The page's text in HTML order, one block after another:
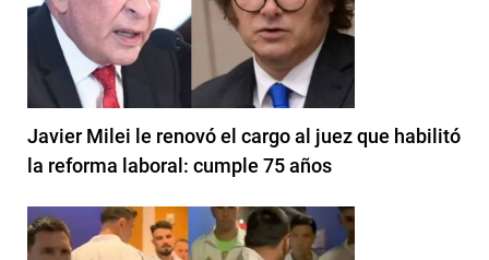
Javier Milei le renovó el cargo al juez que habilitó
la reforma laboral: cumple 75 años